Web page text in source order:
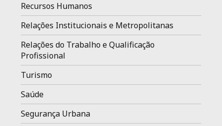
Recursos Humanos
Relações Institucionais e Metropolitanas
Relações do Trabalho e Qualificação
Profissional
Turismo
Saúde
Segurança Urbana